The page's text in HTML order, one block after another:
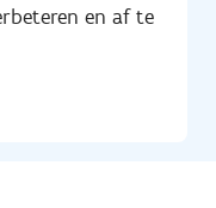
en af te